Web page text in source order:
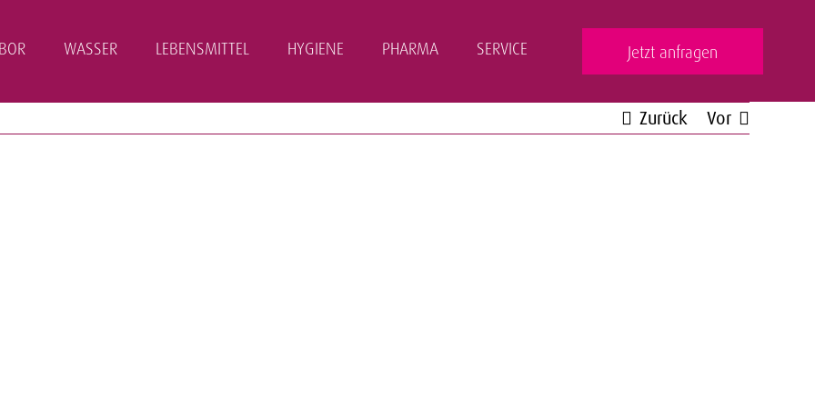
WASSER LEBENSMITTEL HYGIENE PHARMA SERVICE Jetzt anfragen
Zurück Vor